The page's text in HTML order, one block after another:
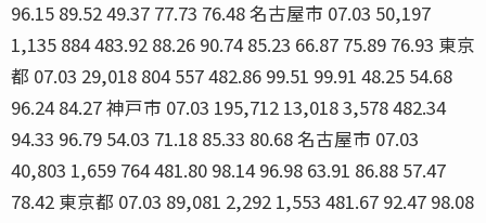
96.15 89.52 49.37 77.73 76.48 名古屋市 07.03 50,197
1,135 884 483.92 88.26 90.74 85.23 66.87 75.89 76.93 東京
都 07.03 29,018 804 557 482.86 99.51 99.91 48.25 54.68
96.24 84.27 神戸市 07.03 195,712 13,018 3,578 482.34
94.33 96.79 54.03 71.18 85.33 80.68 名古屋市 07.03
40,803 1,659 764 481.80 98.14 96.98 63.91 86.88 57.47
78.42 東京都 07.03 89,081 2,292 1,553 481.67 92.47 98.08